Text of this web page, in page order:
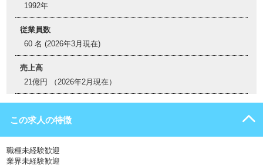
1992年
従業員数
60 名 (2026年3月現在)
売上高
21億円 （2026年2月現在）
この求人の特徴
職種未経験歓迎
業界未経験歓迎